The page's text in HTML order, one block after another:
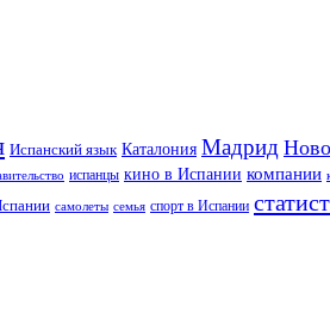
Испанский язык Каталония Мадрид
испанцы кино в Испании компании
самолеты семья спорт в Испании